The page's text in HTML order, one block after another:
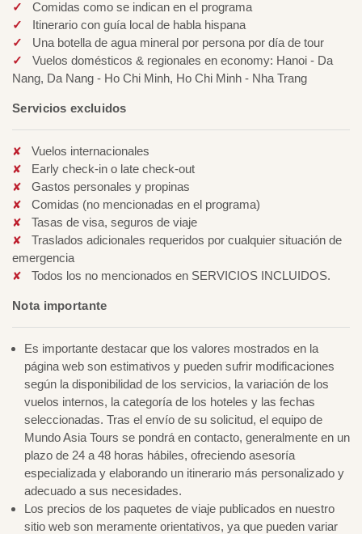
Comidas como se indican en el programa
Itinerario con guía local de habla hispana
Una botella de agua mineral por persona por día de tour
Vuelos domésticos & regionales en economy: Hanoi - Da
Nang, Da Nang - Ho Chi Minh, Ho Chi Minh - Nha Trang
Servicios excluidos
Vuelos internacionales
Early check-in o late check-out
Gastos personales y propinas
Comidas (no mencionadas en el programa)
Tasas de visa, seguros de viaje
Traslados adicionales requeridos por cualquier situación de
emergencia
Todos los no mencionados en SERVICIOS INCLUIDOS.
Nota importante
Es importante destacar que los valores mostrados en la
página web son estimativos y pueden sufrir modificaciones
según la disponibilidad de los servicios, la variación de los
vuelos internos, la categoría de los hoteles y las fechas
seleccionadas. Tras el envío de su solicitud, el equipo de
Mundo Asia Tours se pondrá en contacto, generalmente en un
plazo de 24 a 48 horas hábiles, ofreciendo asesoría
especializada y elaborando un itinerario más personalizado y
adecuado a sus necesidades.
Los precios de los paquetes de viaje publicados en nuestro
sitio web son meramente orientativos, ya que pueden variar